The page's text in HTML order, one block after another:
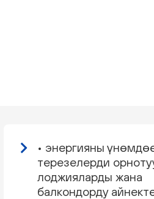
• энергияны
терезелерди
лоджияларды жана
балкондорду